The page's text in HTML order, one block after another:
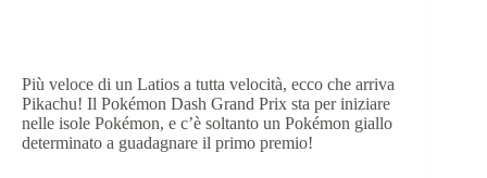
Più veloce di un Latios a tutta velocità, ecco che arriva
Pikachu! Il Pokémon Dash Grand Prix sta per iniziare
nelle isole Pokémon, e c’è soltanto un Pokémon giallo
determinato a guadagnare il primo premio!